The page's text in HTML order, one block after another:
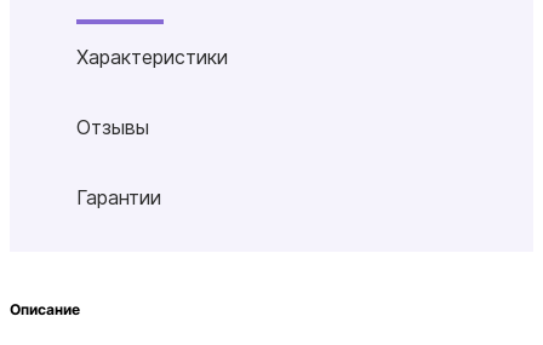
Характеристики
Отзывы
Гарантии
Описание